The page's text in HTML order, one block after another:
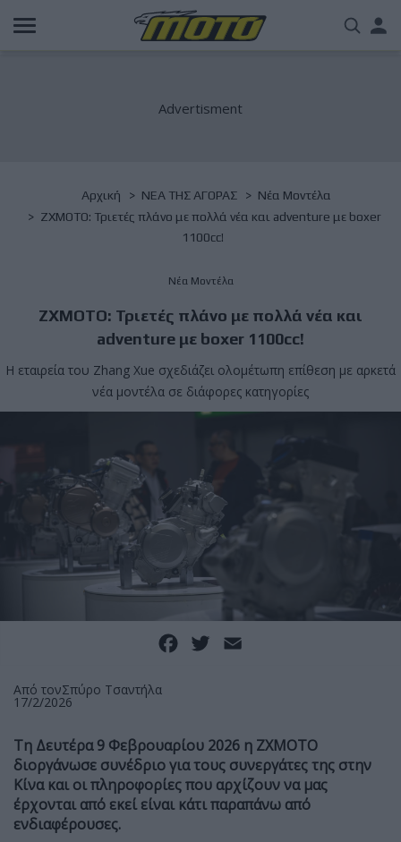
Παράκαμψη
προς
Breadcrumb
Αρχική NΕΑ ΤΗΣ ΑΓΟΡΑΣ
Νέα Μοντέλα
ZXMOTO: Τριετές πλάνο με πολλά νέα και adventure με boxer
1100cc!
Νέα Μοντέλα
ZXMOTO: Τριετές πλάνο με πολλά νέα και
adventure με boxer 1100cc!
Η εταιρεία του Zhang Xue σχεδιάζει ολομέτωπη επίθεση με αρκετά
νέα μοντέλα σε διάφορες κατηγορίες
Facebook
Twitter
Από τονΣπύρο Τσαντήλα
17/2/2026
Τη Δευτέρα 9 Φεβρουαρίου 2026 η ΖΧΜΟΤΟ
διοργάνωσε συνέδριο για τους συνεργάτες της στην
Κίνα και οι πληροφορίες που αρχίζουν να μας
έρχονται από εκεί είναι κάτι παραπάνω από
ενδιαφέρουσες.